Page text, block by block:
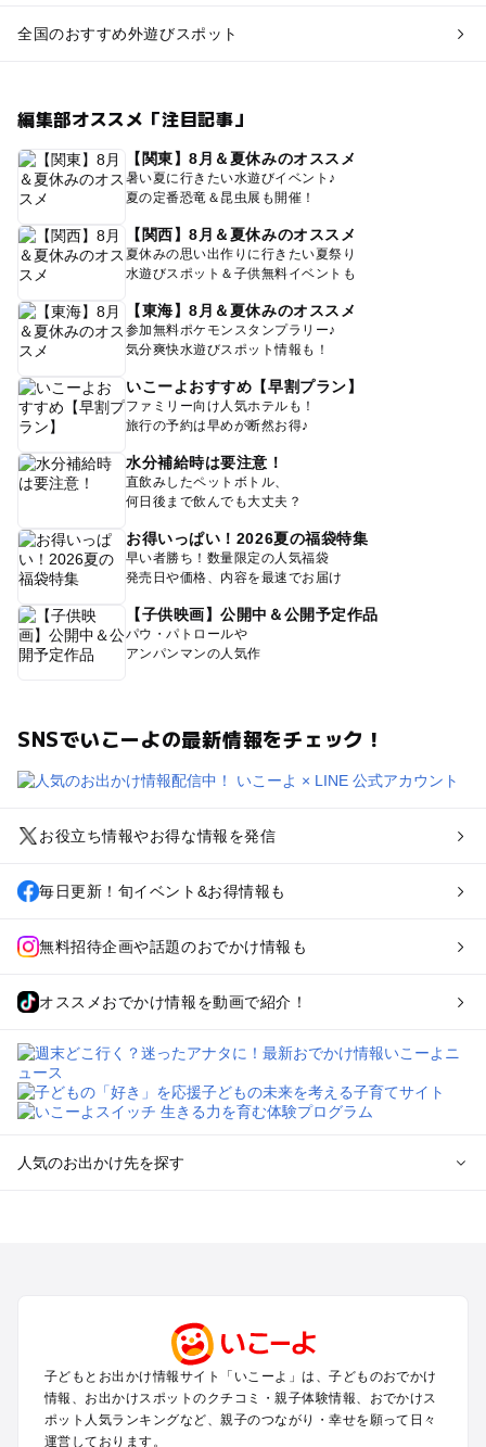
全国のおすすめ外遊びスポット
編集部オススメ「注目記事」
【関東】8月＆夏休みのオススメ
暑い夏に行きたい水遊びイベント♪
夏の定番恐竜＆昆虫展も開催！
【関西】8月＆夏休みのオススメ
夏休みの思い出作りに行きたい夏祭り
水遊びスポット＆子供無料イベントも
【東海】8月＆夏休みのオススメ
参加無料ポケモンスタンプラリー♪
気分爽快水遊びスポット情報も！
いこーよおすすめ【早割プラン】
ファミリー向け人気ホテルも！
旅行の予約は早めが断然お得♪
水分補給時は要注意！
直飲みしたペットボトル、
何日後まで飲んでも大丈夫？
お得いっぱい！2026夏の福袋特集
早い者勝ち！数量限定の人気福袋
発売日や価格、内容を最速でお届け
【子供映画】公開中＆公開予定作品
パウ・パトロールや
アンパンマンの人気作
SNSでいこーよの最新情報をチェック！
お役立ち情報やお得な情報を発信
毎日更新！旬イベント&お得情報も
無料招待企画や話題のおでかけ情報も
オススメおでかけ情報を動画で紹介！
人気のお出かけ先を探す
関西のプールおでかけ
中国･四国のプールおでかけ
九州･沖縄のプールおでかけ
子どもとお出かけ情報サイト「いこーよ」は、子どものおでかけ
情報、お出かけスポットのクチコミ・親子体験情報、おでかけス
ポット人気ランキングなど、親子のつながり・幸せを願って日々
運営しております。